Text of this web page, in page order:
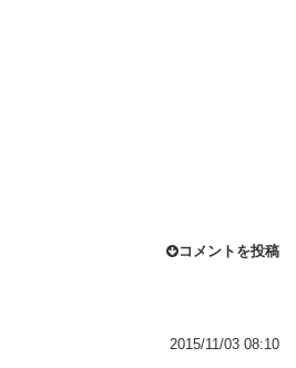
コメントを投稿
2015/11/03 08:10